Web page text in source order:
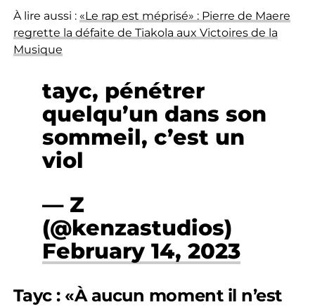
À lire aussi : «Le rap est méprisé» : Pierre de Maere
regrette la défaite de Tiakola aux Victoires de la
Musique
tayc, pénétrer
quelqu’un dans son
sommeil, c’est un
viol
— Z
(@kenzastudios)
February 14, 2023
Tayc : «À aucun moment il n’est